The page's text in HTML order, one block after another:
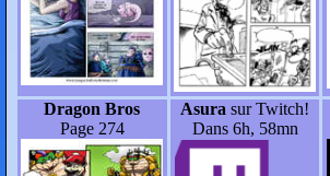
Dragon Bros
Page 274
Asura sur Twitch!
Dans 6h, 58mn